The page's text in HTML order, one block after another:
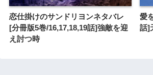
恋仕掛けのサンドリヨンネタバレ
[分冊版5巻/16,17,18,19話]強敵を迎
え討つ時
愛
話]